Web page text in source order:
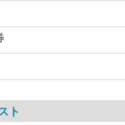
ト